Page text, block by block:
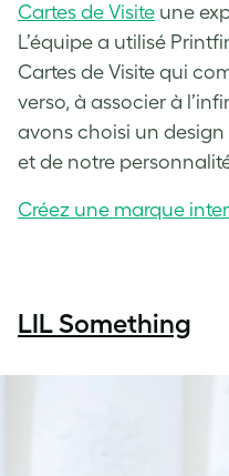
Cartes de Visite une
L’équipe a utilisé
Cartes de Visite qui
verso, à associer à
avons choisi un
et de notre
Créez une marque
LIL Something